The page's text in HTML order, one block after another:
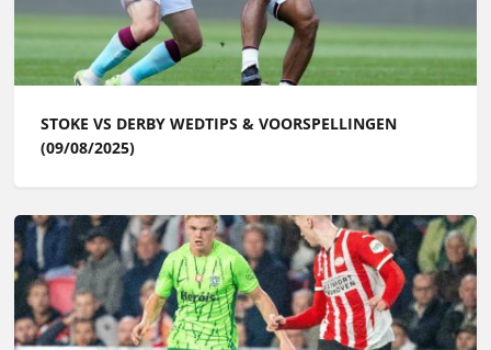
STOKE VS DERBY WEDTIPS & VOORSPELLINGEN
(09/08/2025)